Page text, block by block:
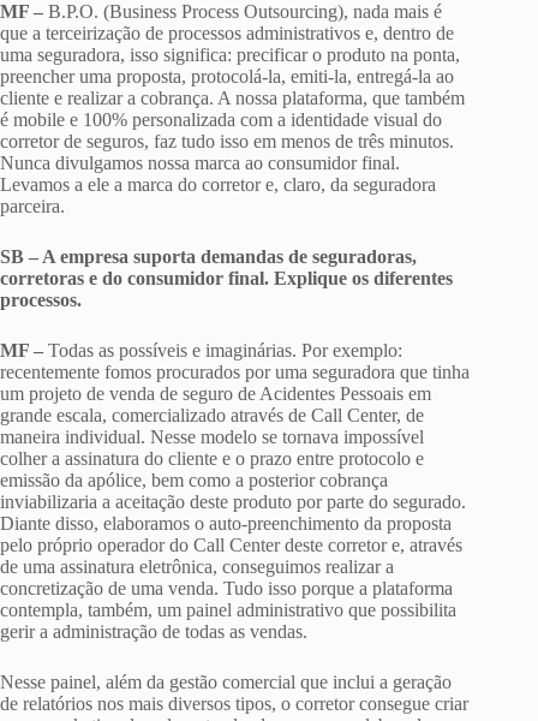
MF – B.P.O. (Business Process Outsourcing), nada mais é
que a terceirização de processos administrativos e, dentro de
uma seguradora, isso significa: precificar o produto na ponta,
preencher uma proposta, protocolá-la, emiti-la, entregá-la ao
cliente e realizar a cobrança. A nossa plataforma, que também
é mobile e 100% personalizada com a identidade visual do
corretor de seguros, faz tudo isso em menos de três minutos.
Nunca divulgamos nossa marca ao consumidor final.
Levamos a ele a marca do corretor e, claro, da seguradora
parceira.
SB – A empresa suporta demandas de seguradoras,
corretoras e do consumidor final. Explique os diferentes
processos.
MF – Todas as possíveis e imaginárias. Por exemplo:
recentemente fomos procurados por uma seguradora que tinha
um projeto de venda de seguro de Acidentes Pessoais em
grande escala, comercializado através de Call Center, de
maneira individual. Nesse modelo se tornava impossível
colher a assinatura do cliente e o prazo entre protocolo e
emissão da apólice, bem como a posterior cobrança
inviabilizaria a aceitação deste produto por parte do segurado.
Diante disso, elaboramos o auto-preenchimento da proposta
pelo próprio operador do Call Center deste corretor e, através
de uma assinatura eletrônica, conseguimos realizar a
concretização de uma venda. Tudo isso porque a plataforma
contempla, também, um painel administrativo que possibilita
gerir a administração de todas as vendas.
Nesse painel, além da gestão comercial que inclui a geração
de relatórios nos mais diversos tipos, o corretor consegue criar